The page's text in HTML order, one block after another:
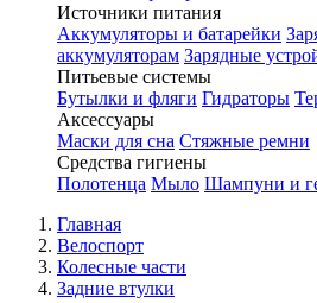
Источники питания
Аккумуляторы и батарейки
аккумуляторам Зарядные
Питьевые системы
Бутылки и фляги Гидраторы
Аксессуары
Маски для сна Стяжные ремни
Средства гигиены
Полотенца Мыло Шампуни и
Главная
Велоспорт
Колесные части
Задние втулки